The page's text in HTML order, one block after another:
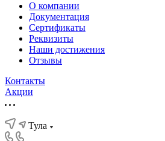
О компании
Документация
Сертификаты
Реквизиты
Наши достижения
Отзывы
Контакты
Акции
Тула